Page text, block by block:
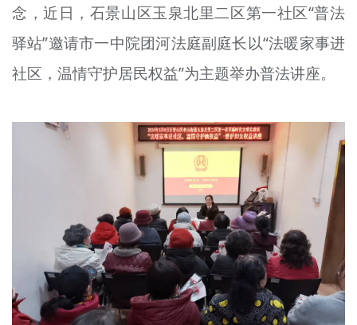
榜样人物
+
身边好人
北京宣传文化引导基金
资料库
+
念，近日，石景山区玉泉北里二区第一社区“普法
驿站”邀请市一中院团河法庭副庭长以“法暖家事进
社区，温情守护居民权益”为主题举办普法讲座。